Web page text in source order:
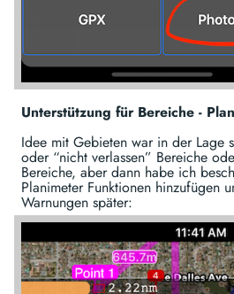
Unterstützung für Bereiche -
Idee mit Gebieten war in der Lage
oder “nicht verlassen” Bereiche
Bereiche, aber dann habe ich
Planimeter Funktionen hinzufügen
Warnungen später: